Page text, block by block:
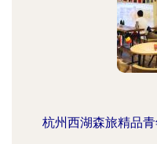
杭州西湖森旅精品